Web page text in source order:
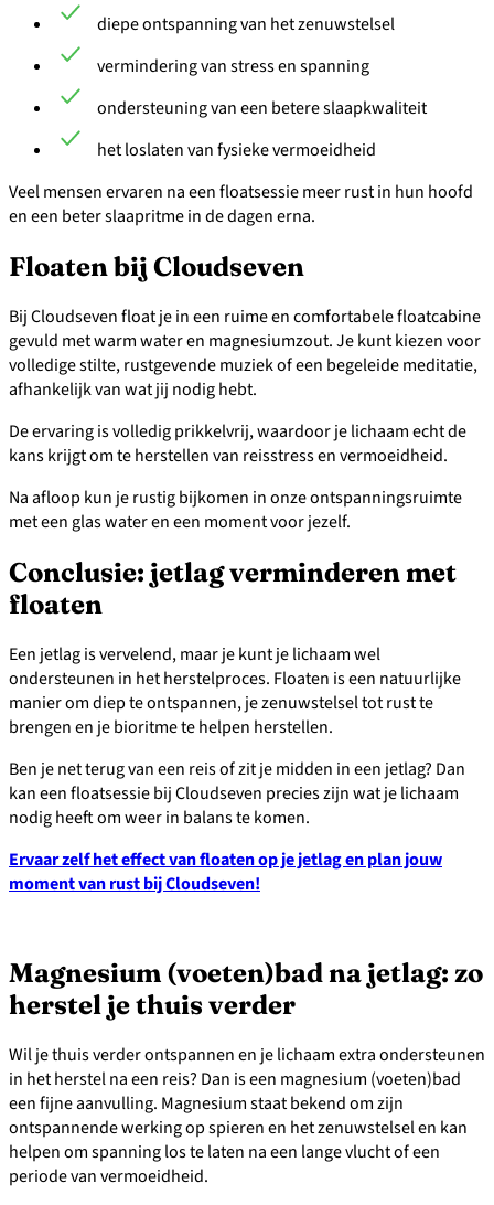
diepe ontspanning van het zenuwstelsel
vermindering van stress en spanning
ondersteuning van een betere slaapkwaliteit
het loslaten van fysieke vermoeidheid
Veel mensen ervaren na een floatsessie meer rust in hun hoofd
en een beter slaapritme in de dagen erna.
Floaten bij Cloudseven
Bij Cloudseven float je in een ruime en comfortabele floatcabine
gevuld met warm water en magnesiumzout. Je kunt kiezen voor
volledige stilte, rustgevende muziek of een begeleide meditatie,
afhankelijk van wat jij nodig hebt.
De ervaring is volledig prikkelvrij, waardoor je lichaam echt de
kans krijgt om te herstellen van reisstress en vermoeidheid.
Na afloop kun je rustig bijkomen in onze ontspanningsruimte
met een glas water en een moment voor jezelf.
Conclusie: jetlag verminderen met
floaten
Een jetlag is vervelend, maar je kunt je lichaam wel
ondersteunen in het herstelproces. Floaten is een natuurlijke
manier om diep te ontspannen, je zenuwstelsel tot rust te
brengen en je bioritme te helpen herstellen.
Ben je net terug van een reis of zit je midden in een jetlag? Dan
kan een floatsessie bij Cloudseven precies zijn wat je lichaam
nodig heeft om weer in balans te komen.
Ervaar zelf het effect van floaten op je jetlag en plan jouw
moment van rust bij Cloudseven!
Magnesium (voeten)bad na jetlag: zo
herstel je thuis verder
Wil je thuis verder ontspannen en je lichaam extra ondersteunen
in het herstel na een reis? Dan is een magnesium (voeten)bad
een fijne aanvulling. Magnesium staat bekend om zijn
ontspannende werking op spieren en het zenuwstelsel en kan
helpen om spanning los te laten na een lange vlucht of een
periode van vermoeidheid.